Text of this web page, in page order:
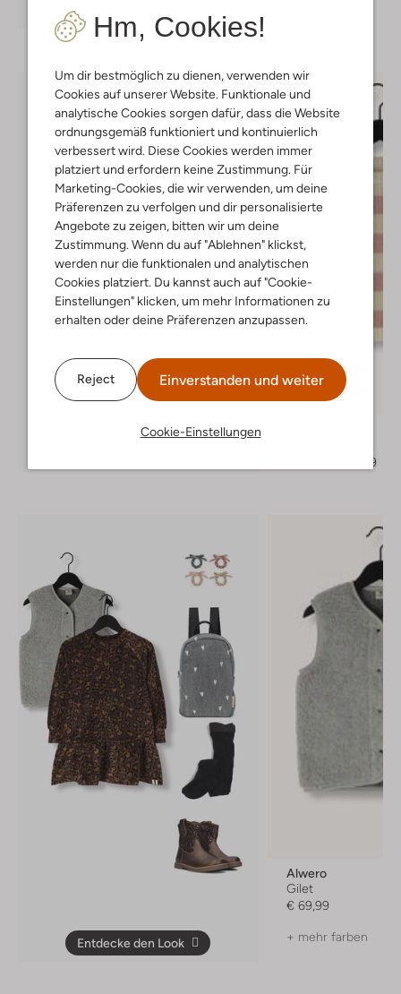
Hm, Cookies!
Um dir bestmöglich zu dienen, verwenden wir
Cookies auf unserer Website. Funktionale und
analytische Cookies sorgen dafür, dass die Website
ordnungsgemäß funktioniert und kontinuierlich
verbessert wird. Diese Cookies werden immer
platziert und erfordern keine Zustimmung. Für
Marketing-Cookies, die wir verwenden, um deine
Präferenzen zu verfolgen und dir personalisierte
Angebote zu zeigen, bitten wir um deine
Zustimmung. Wenn du auf "Ablehnen" klickst,
werden nur die funktionalen und analytischen
Cookies platziert. Du kannst auch auf "Cookie-
Einstellungen" klicken, um mehr Informationen zu
erhalten oder deine Präferenzen anzupassen.
Reject Einverstanden und weiter
Cookie-Einstellungen
Letzte Größen
-30%
€ 23,99
Entdecke den Look
Alwero
Gilet
€ 69,99
+ mehr farben